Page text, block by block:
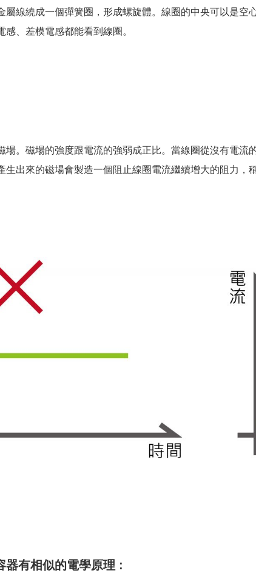
屬線繞成一個彈簧圈，形成螺旋體。線圈的中央可以是
、差模電感都能看到線圈。
場。磁場的強度跟電流的強弱成正比。當線圈從沒有電
出來的磁場會製造一個阻止線圈電流繼續增大的阻力，
器有相似的電學原理 :